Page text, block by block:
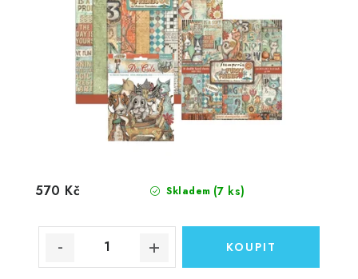
Skladem (7 ks)
570 Kč